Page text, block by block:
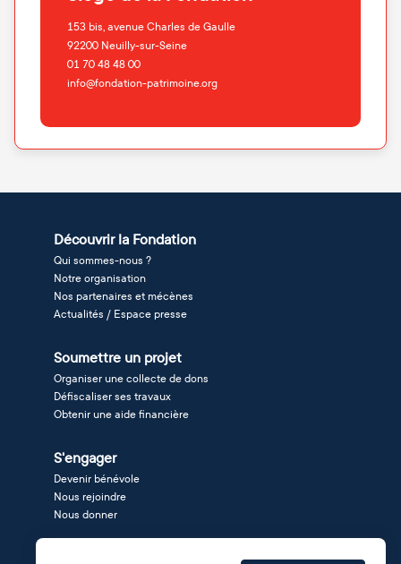
153 bis, avenue Charles de Gaulle
92200 Neuilly-sur-Seine
01 70 48 48 00
info@fondation-patrimoine.org
Découvrir la Fondation
Qui sommes-nous ?
Notre organisation
Nos partenaires et mécènes
Actualités / Espace presse
Soumettre un projet
Organiser une collecte de dons
Défiscaliser ses travaux
Obtenir une aide financière
S'engager
Devenir bénévole
Nous rejoindre
Nous donner